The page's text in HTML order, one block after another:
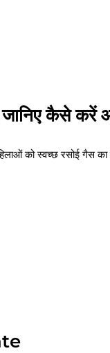
जानिए कैसे करें
को स्वच्छ रसोई गैस का